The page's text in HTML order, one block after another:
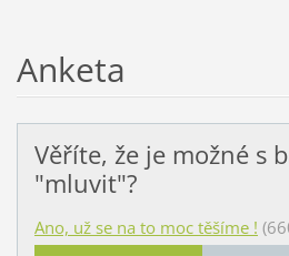
Anketa
Věříte, že je možné s
"mluvit"?
Ano, už se na to moc těšíme !